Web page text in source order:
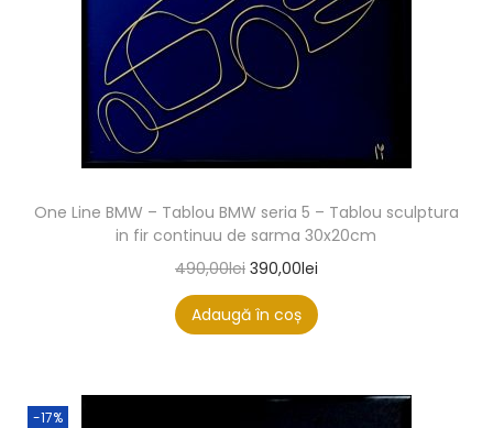
One Line BMW – Tablou BMW seria 5 – Tablou sculptura
in fir continuu de sarma 30x20cm
490,00lei 390,00lei
Adaugă în coș
-17%